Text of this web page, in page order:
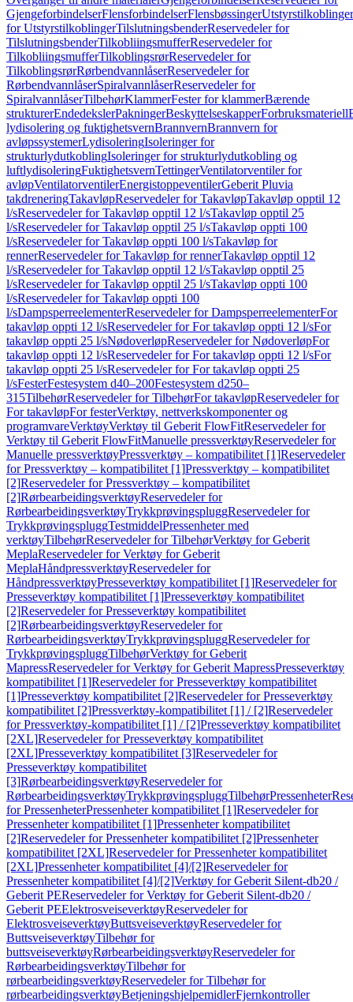
GjengeforbindelserFlensforbindelserFlensbøssingerUtstyrstilkoblinger
for UtstyrstilkoblingerTilslutningsbenderReservedeler for
TilslutningsbenderTilkobliingsmufferReservedeler for
TilkobliingsmufferTilkoblingsrørReservedeler for
TilkoblingsrørRørbendvannlåserReservedeler for
RørbendvannlåserSpiralvannlåserReservedeler for
SpiralvannlåserTilbehørKlammerFester for klammerBærende
strukturerEndedekslerPakningerBeskyttelseskapperForbruksmateriell
lydisolering og fuktighetsvernBrannvernBrannvern for
avløpssystemerLydisoleringIsoleringer for
strukturlydutkoblingIsoleringer for strukturlydutkobling og
luftlydisoleringFuktighetsvernTettingerVentilatorventiler for
avløpVentilatorventilerEnergistoppeventilerGeberit Pluvia
takdreneringTakavløpReservedeler for TakavløpTakavløp opptil 12
l/sReservedeler for Takavløp opptil 12 l/sTakavløp opptil 25
l/sReservedeler for Takavløp opptil 25 l/sTakavløp oppti 100
l/sReservedeler for Takavløp oppti 100 l/sTakavløp for
rennerReservedeler for Takavløp for rennerTakavløp opptil 12
l/sReservedeler for Takavløp opptil 12 l/sTakavløp opptil 25
l/sReservedeler for Takavløp opptil 25 l/sTakavløp oppti 100
l/sReservedeler for Takavløp oppti 100
l/sDampsperreelementerReservedeler for DampsperreelementerFor
takavløp oppti 12 l/sReservedeler for For takavløp oppti 12 l/sFor
takavløp oppti 25 l/sNødoverløpReservedeler for NødoverløpFor
takavløp oppti 12 l/sReservedeler for For takavløp oppti 12 l/sFor
takavløp oppti 25 l/sReservedeler for For takavløp oppti 25
l/sFesterFestesystem d40–200Festesystem d250–
315TilbehørReservedeler for TilbehørFor takavløpReservedeler for
For takavløpFor festerVerktøy, nettverkskomponenter og
programvareVerktøyVerktøy til Geberit FlowFitReservedeler for
Verktøy til Geberit FlowFitManuelle pressverktøyReservedeler for
Manuelle pressverktøyPressverktøy – kompatibilitet [1]Reservedeler
for Pressverktøy – kompatibilitet [1]Pressverktøy – kompatibilitet
[2]Reservedeler for Pressverktøy – kompatibilitet
[2]RørbearbeidingsverktøyReservedeler for
RørbearbeidingsverktøyTrykkprøvingspluggReservedeler for
TrykkprøvingspluggTestmiddelPressenheter med
verktøyTilbehørReservedeler for TilbehørVerktøy for Geberit
MeplaReservedeler for Verktøy for Geberit
MeplaHåndpressverktøyReservedeler for
HåndpressverktøyPresseverktøy kompatibilitet [1]Reservedeler for
Presseverktøy kompatibilitet [1]Presseverktøy kompatibilitet
[2]Reservedeler for Presseverktøy kompatibilitet
[2]RørbearbeidingsverktøyReservedeler for
RørbearbeidingsverktøyTrykkprøvingspluggReservedeler for
TrykkprøvingspluggTilbehørVerktøy for Geberit
MapressReservedeler for Verktøy for Geberit MapressPresseverktøy
kompatibilitet [1]Reservedeler for Presseverktøy kompatibilitet
[1]Presseverktøy kompatibilitet [2]Reservedeler for Presseverktøy
kompatibilitet [2]Pressverktøy-kompatibilitet [1] / [2]Reservedeler
for Pressverktøy-kompatibilitet [1] / [2]Presseverktøy kompatibilitet
[2XL]Reservedeler for Presseverktøy kompatibilitet
[2XL]Presseverktøy kompatibilitet [3]Reservedeler for
Presseverktøy kompatibilitet
[3]RørbearbeidingsverktøyReservedeler for
RørbearbeidingsverktøyTrykkprøvingspluggTilbehørPressenheter
for PressenheterPressenheter kompatibilitet [1]Reservedeler for
Pressenheter kompatibilitet [1]Pressenheter kompatibilitet
[2]Reservedeler for Pressenheter kompatibilitet [2]Pressenheter
kompatibilitet [2XL]Reservedeler for Pressenheter kompatibilitet
[2XL]Pressenheter kompatibilitet [4]/[2]Reservedeler for
Pressenheter kompatibilitet [4]/[2]Verktøy for Geberit Silent-db20 /
Geberit PEReservedeler for Verktøy for Geberit Silent-db20 /
Geberit PEElektrosveiseverktøyReservedeler for
ElektrosveiseverktøyButtsveiseverktøyReservedeler for
ButtsveiseverktøyTilbehør for
buttsveiseverktøyRørbearbeidingsverktøyReservedeler for
RørbearbeidingsverktøyTilbehør for
rørbearbeidingsverktøyReservedeler for Tilbehør for
rørbearbeidingsverktøyBetjeningshjelpemidlerFjernkontroller